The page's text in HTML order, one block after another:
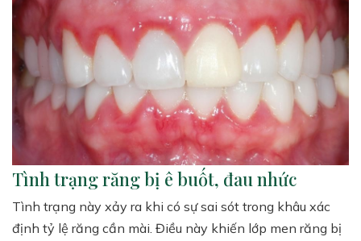
Tình trạng răng bị ê buốt, đau nhức
Tình trạng này xảy ra khi có sự sai sót trong khâu xác
định tỷ lệ răng cần mài. Điều này khiến lớp men răng bị